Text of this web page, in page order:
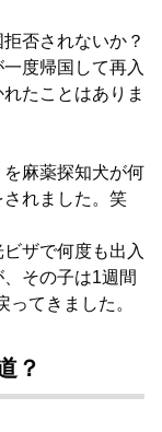
否されないか？
度帰国して再入
たことはありま
麻薬探知犬が何
れました。笑
ザで何度も出入
その子は1週間
てきました。
？